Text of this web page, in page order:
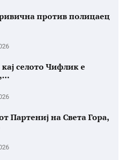
против полицаец
селото Чифлик е
Партениј на Света Гора,